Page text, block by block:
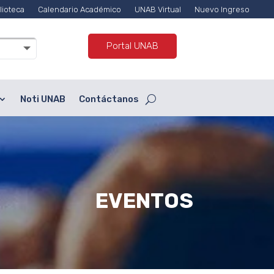
Calendario Académico UNAB Virtual Nuevo Ingreso
Portal UNAB
Noti UNAB Contáctanos
EVENTOS